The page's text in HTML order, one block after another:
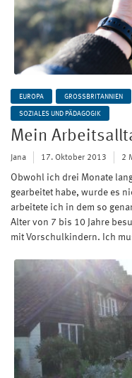
EUROPA GROSSBRITANNIEN
SOZIALES UND PÄDAGOGIK
Mein
Jana 17. Oktober 2013 2
Obwohl ich drei Monate
gearbeitet habe, wurde es
arbeitete ich in dem so
Alter von 7 bis 10 Jahre
mit Vorschulkindern. Ich